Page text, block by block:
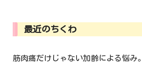
最近のちくわ
筋肉痛だけじゃない加齢による悩み。